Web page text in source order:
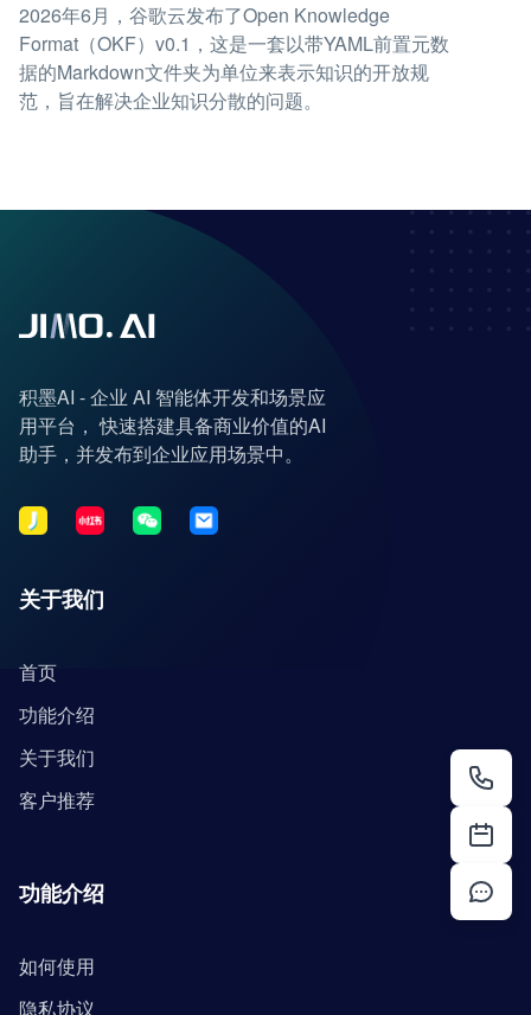
2026年6月，谷歌云发布了Open Knowledge
Format（OKF）v0.1，这是一套以带YAML前置元数
据的Markdown文件夹为单位来表示知识的开放规
范，旨在解决企业知识分散的问题。
积墨AI - 企业 AI 智能体开发和场景应
用平台， 快速搭建具备商业价值的AI
助手，并发布到企业应用场景中。
关于我们
首页
功能介绍
关于我们
客户推荐
功能介绍
如何使用
隐私协议